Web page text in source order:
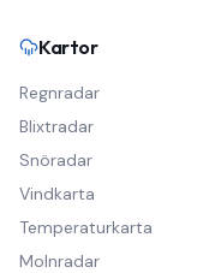
Kartor
Regnradar
Blixtradar
Snöradar
Vindkarta
Temperaturkarta
Molnradar